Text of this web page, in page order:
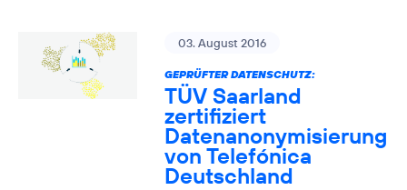
03. August 2016
GEPRÜFTER DATENSCHUTZ:
TÜV Saarland
zertifiziert
Datenanonymisierung
von Telefónica
Deutschland